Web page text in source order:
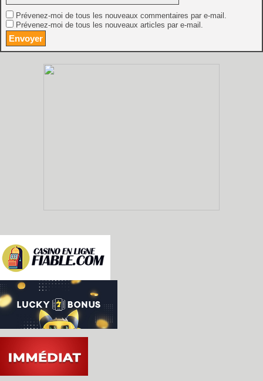
Prévenez-moi de tous les nouveaux commentaires par e-mail.
Prévenez-moi de tous les nouveaux articles par e-mail.